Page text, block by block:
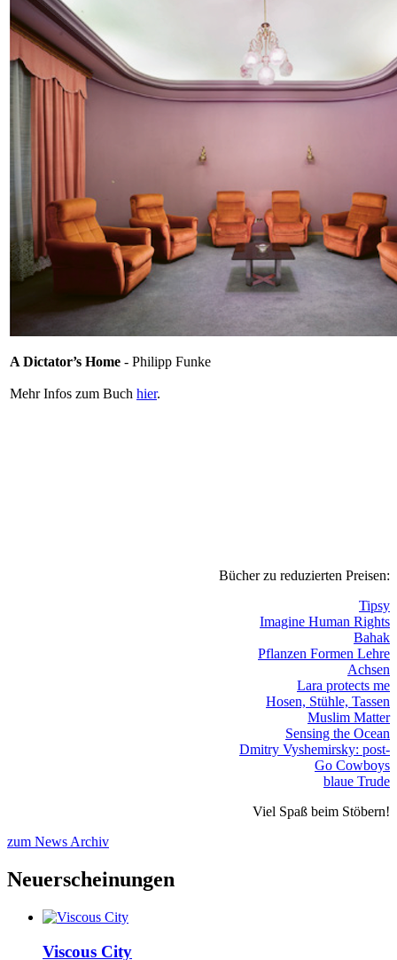
A Dictator’s Home - Philipp Funke
Mehr Infos zum Buch hier.
Bücher zu reduzierten Preisen:
Tipsy
Imagine Human Rights
Bahak
Pflanzen Formen Lehre
Achsen
Lara protects me
Hosen, Stühle, Tassen
Muslim Matter
Sensing the Ocean
Dmitry Vyshemirsky: post-
Go Cowboys
blaue Trude
Viel Spaß beim Stöbern!
zum News Archiv
Neuerscheinungen
Viscous City